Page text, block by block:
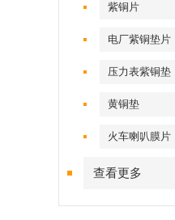
紫铜片
电厂紫铜垫片
压力表紫铜垫
黄铜垫
火车喇叭膜片
查看更多